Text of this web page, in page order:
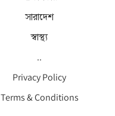
সারাদেশ
স্বাস্থ্য
..
Privacy Policy
Terms & Conditions